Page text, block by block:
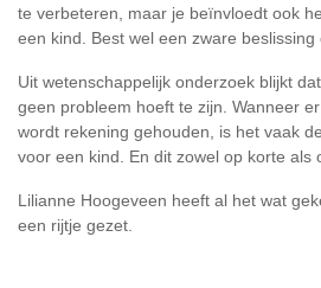
te verbeteren, maar je beïnvloedt ook
een kind. Best wel een zware beslissing
Uit wetenschappelijk onderzoek blijkt
geen probleem hoeft te zijn. Wanneer
wordt rekening gehouden, is het vaak
voor een kind. En dit zowel op korte als
Lilianne Hoogeveen heeft al het wat
een rijtje gezet.